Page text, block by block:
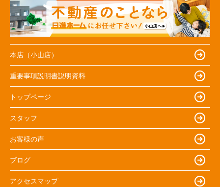
本店（小山店）
重要事項説明書説明資料
トップページ
スタッフ
お客様の声
ブログ
アクセスマップ